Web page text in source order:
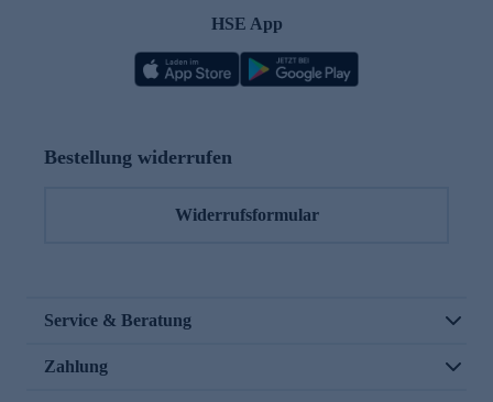
HSE App
Bestellung widerrufen
Widerrufsformular
Service & Beratung
Zahlung